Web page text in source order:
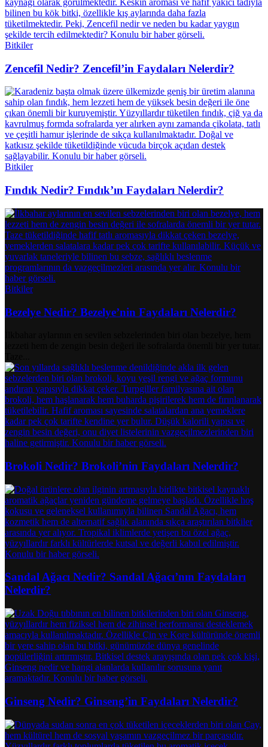
Bitkiler
Zencefil Nedir? Zencefil’in Faydaları Nelerdir?
Bitkiler
Fındık Nedir? Fındık’ın Faydaları Nelerdir?
Bitkiler
Bezelye Nedir? Bezelye’nin Faydaları Nelerdir?
Brokoli Nedir? Brokoli’nin Faydaları Nelerdir?
Sandal Ağacı Nedir? Sandal Ağacı’nın Faydaları
Nelerdir?
Ginseng Nedir? Ginseng’in Faydaları Nelerdir?